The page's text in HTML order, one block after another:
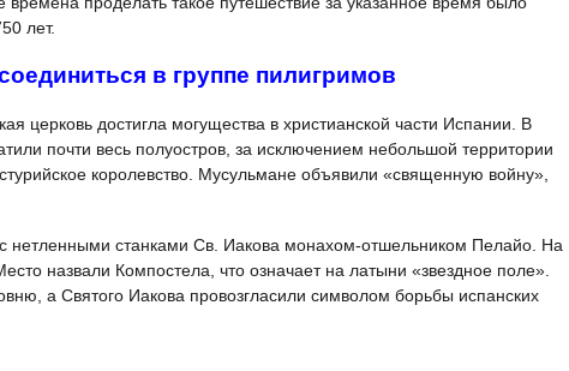
лет.
в группе пилигримов
церковь достигла могущества в христианской части Испании. В
почти весь полуостров, за исключением небольшой территории
королевство. Мусульмане объявили «священную войну»,
нетленными станками Св. Иакова монахом-отшельником Пелайо. На
назвали Компостела, что означает на латыни «звездное поле».
а Святого Иакова провозгласили символом борьбы испанских